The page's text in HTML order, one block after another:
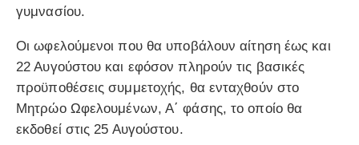
γυμνασίου.
Οι ωφελούμενοι που θα υποβάλουν αίτηση έως και
22 Αυγούστου και εφόσον πληρούν τις βασικές
προϋποθέσεις συμμετοχής, θα ενταχθούν στο
Μητρώο Ωφελουμένων, Α΄ φάσης, το οποίο θα
εκδοθεί στις 25 Αυγούστου.